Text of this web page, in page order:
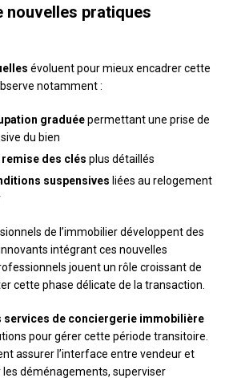
nouvelles pratiques
évoluent pour mieux encadrer cette
notamment :
graduéepermettant une prise de
du bien
des clés plus détaillés
suspensives liées au relogement
de l’immobilier développent des
intégrant ces nouvelles
jouent un rôle croissant de
cette phase délicate de la transaction.
services de conciergerie immobilière
pour gérer cette période transitoire.
assurer l’interface entre vendeur et
déménagements, superviser